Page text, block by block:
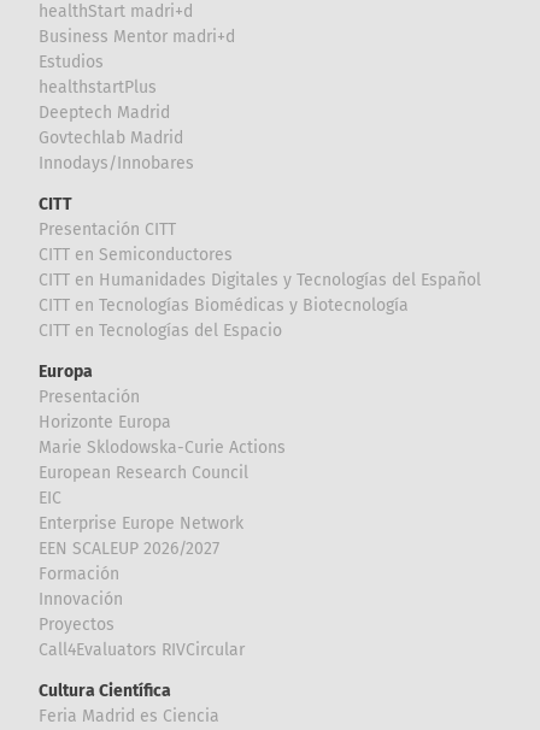
healthStart madri+d
Business Mentor madri+d
Estudios
healthstartPlus
Deeptech Madrid
Govtechlab Madrid
Innodays/Innobares
CITT
Presentación CITT
CITT en Semiconductores
CITT en Humanidades Digitales y Tecnologías del Español
CITT en Tecnologías Biomédicas y Biotecnología
CITT en Tecnologías del Espacio
Europa
Presentación
Horizonte Europa
Marie Sklodowska-Curie Actions
European Research Council
EIC
Enterprise Europe Network
EEN SCALEUP 2026/2027
Formación
Innovación
Proyectos
Call4Evaluators RIVCircular
Cultura Científica
Feria Madrid es Ciencia